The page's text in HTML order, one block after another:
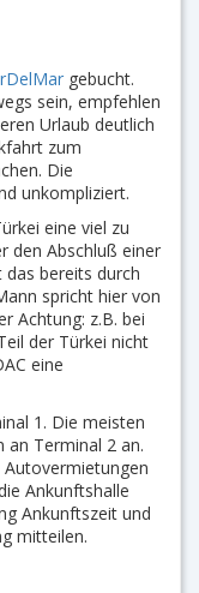
gebucht.
sein, empfehlen
Urlaub deutlich
zum
Die
unkompliziert.
eine viel zu
den Abschluß einer
bereits durch
spricht hier von
Achtung: z.B. bei
der Türkei nicht
eine
1. Die meisten
an Terminal 2 an.
Ankunftshalle
Ankunftszeit und
mitteilen.